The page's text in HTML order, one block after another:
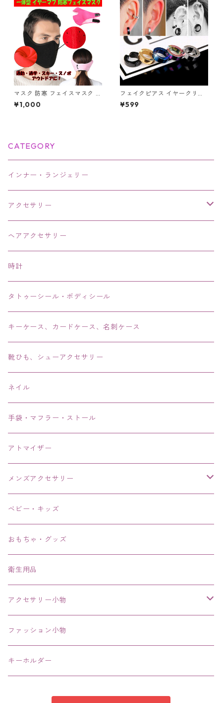
マスク 防寒 フェイスマスク イ
ヤーマフ 耳カバー 一体型 洗え
る 耳当て付 フリース ボア あ
¥1,000
フェイクピアス イヤークリッ
プ イヤーカフ 2個セット メン
ズ レディース ピアス ノンホー
¥599
CATEGORY
インナー・ランジェリー
アクセサリー
ネックレス・チョーカー
ピアス・イヤリング・鼻ピアス
リング・指輪
ブレス・バングル・ブレスレット・腕輪
アンクレット
ヘアアクセサリー
時計
タトゥーシール・ボディシール
キーケース、カードケース、名刺ケース
靴ひも、シューアクセサリー
ネイル
手袋・マフラー・ストール
アトマイザー
メンズアクセサリー
リング、指輪
ブレスレット、バングル、ブレス、腕輪
ネックレス、チョーカー
その他
ベビー・キッズ
おもちゃ・グッズ
衛生用品
アクセサリー小物
エコバッグ コンビニ
ファッション小物
キーホルダー